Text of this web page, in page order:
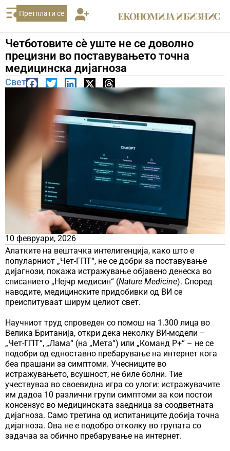
Претплати се
Четботовите сѐ уште не се доволно
прецизни во поставувањето точна
медицинска дијагноза
Свет
10 февруари, 2026
Алатките на вештачка интелигенција, како што е
популарниот „Чет-ГПТ“, не се добри за поставување
дијагнози, покажа истражување објавено денеска во
списанието „Нејчр медисин“ (Nature Medicine). Според
наводите, медицинските придобивки од ВИ се
преиспитуваат ширум целиот свет.
Научниот труд спроведен со помош на 1.300 лица во
Велика Британија, откри дека неколку ВИ-модели –
„Чет-ГПТ“, „Лама“ (на „Мета“) или „Команд Р+“ – не се
подобри од едноставно пребарување на интернет кога
беа прашани за симптоми. Учесниците во
истражувањето, всушност, не биле болни. Тие
учествуваа во своевидна игра со улоги: истражувачите
им дадоа 10 различни групи симптоми за кои постои
консензус во медицинската заедница за соодветната
дијагноза. Само третина од испитаниците добија точна
дијагноза. Ова не е подобро отколку во групата со
задачаа за обично пребарување на интернет.